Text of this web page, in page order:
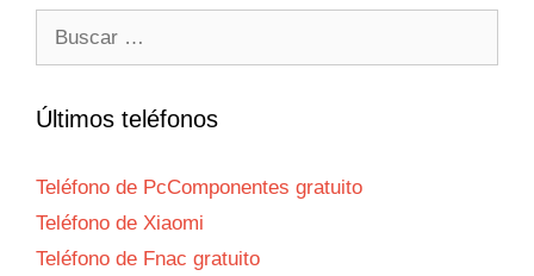
Últimos teléfonos
Teléfono de PcComponentes gratuito
Teléfono de Xiaomi
Teléfono de Fnac gratuito